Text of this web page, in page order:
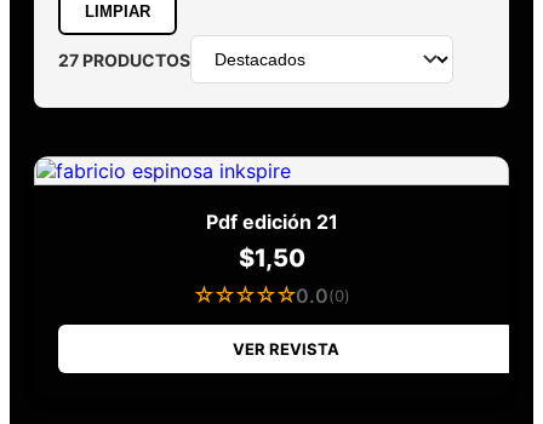
LIMPIAR
27 PRODUCTOS
Pdf edición 21
$1,50
☆☆☆☆☆0.0(0)
VER REVISTA